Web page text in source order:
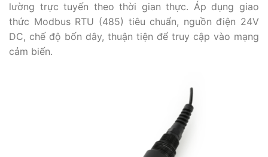
lường trực tuyến theo thời gian thực. Áp dụng giao
thức Modbus RTU (485) tiêu chuẩn, nguồn điện 24V
DC, chế độ bốn dây, thuận tiện để truy cập vào mạng
cảm biến.